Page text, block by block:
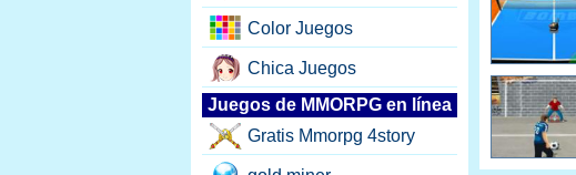
Color Juegos
Chica Juegos
Juegos de MMORPG en línea
Gratis Mmorpg 4story